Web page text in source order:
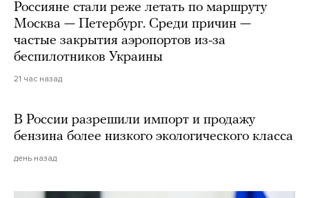
Россияне стали реже летать по маршруту
Москва — Петербург. Среди причин —
частые закрытия аэропортов из-за
беспилотников Украины
21 час назад
В России разрешили импорт и продажу
бензина более низкого экологического класса
день назад